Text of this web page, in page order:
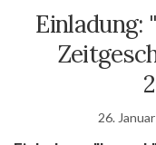
Einladung:
26.